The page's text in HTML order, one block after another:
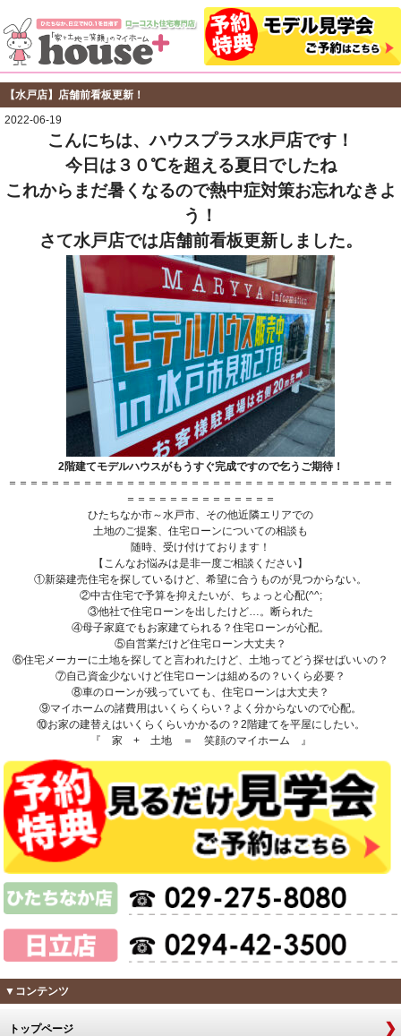
【水戸店】店舗前看板更新！
2022-06-19
こんにちは、ハウスプラス水戸店です！
今日は３０℃を超える夏日でしたね
これからまだ暑くなるので熱中症対策お忘れなきよ
う！
さて水戸店では店舗前看板更新しました。
2階建てモデルハウスがもうすぐ完成ですので乞うご期待！
＝＝＝＝＝＝＝＝＝＝＝＝＝＝＝＝＝＝＝＝＝＝＝＝＝＝＝＝＝＝＝＝＝＝＝＝
＝＝＝＝＝＝＝＝＝＝＝＝＝＝
ひたちなか市～水戸市、その他近隣エリアでの
土地のご提案、住宅ローンについての相談も
随時、受け付けております！
【こんなお悩みは是非一度ご相談ください】
①新築建売住宅を探しているけど、希望に合うものが見つからない。
②中古住宅で予算を抑えたいが、ちょっと心配(^^;
③他社で住宅ローンを出したけど…。断られた
④母子家庭でもお家建てられる？住宅ローンが心配。
⑤自営業だけど住宅ローン大丈夫？
⑥住宅メーカーに土地を探してと言われたけど、土地ってどう探せばいいの？
⑦自己資金少ないけど住宅ローンは組めるの？いくら必要？
⑧車のローンが残っていても、住宅ローンは大丈夫？
⑨マイホームの諸費用はいくらくらい？よく分からないので心配。
⑩お家の建替えはいくらくらいかかるの？2階建てを平屋にしたい。
『 家 + 土地 ＝ 笑顔のマイホーム 』
▼コンテンツ
トップページ